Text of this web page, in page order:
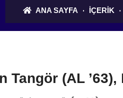
ANA SAYFA İÇERIK
Tangör (AL ’63),